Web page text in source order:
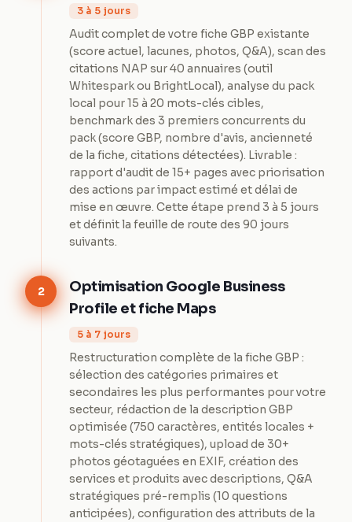
3 à 5 jours
Audit complet de votre fiche GBP existante
(score actuel, lacunes, photos, Q&A), scan des
citations NAP sur 40 annuaires (outil
Whitespark ou BrightLocal), analyse du pack
local pour 15 à 20 mots-clés cibles,
benchmark des 3 premiers concurrents du
pack (score GBP, nombre d'avis, ancienneté
de la fiche, citations détectées). Livrable :
rapport d'audit de 15+ pages avec priorisation
des actions par impact estimé et délai de
mise en œuvre. Cette étape prend 3 à 5 jours
et définit la feuille de route des 90 jours
suivants.
2
Optimisation Google Business
Profile et fiche Maps
5 à 7 jours
Restructuration complète de la fiche GBP :
sélection des catégories primaires et
secondaires les plus performantes pour votre
secteur, rédaction de la description GBP
optimisée (750 caractères, entités locales +
mots-clés stratégiques), upload de 30+
photos géotaguées en EXIF, création des
services et produits avec descriptions, Q&A
stratégiques pré-remplis (10 questions
anticipées), configuration des attributs de la